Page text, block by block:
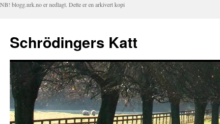
NB! blogg.nrk.no er nedlagt. Dette er en arkivert kopi
Schrödingers Katt